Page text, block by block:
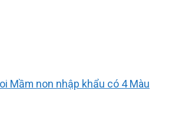
Mầm non nhập khẩu có 4 Màu